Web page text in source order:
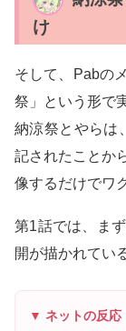
け
そして、Pabの
祭」という形で
納涼祭とやらは
記されたことか
像するだけでワ
第1話では、ま
開が描かれてい
▼ ネットの反応